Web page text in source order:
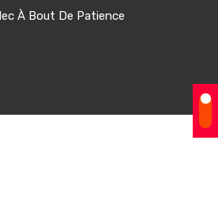
À Bout De Patience